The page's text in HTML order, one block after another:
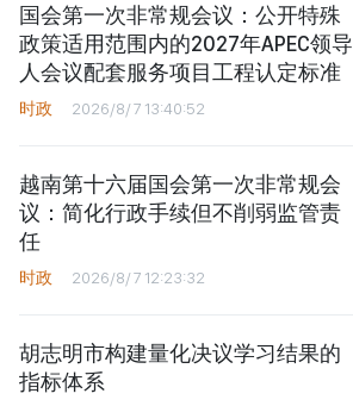
国会第一次非常规会议：公开特殊
政策适用范围内的2027年APEC领导
人会议配套服务项目工程认定标准
时政 2026/8/7 13:40:52
越南第十六届国会第一次非常规会
议：简化行政手续但不削弱监管责
任
时政 2026/8/7 12:23:32
胡志明市构建量化决议学习结果的
指标体系